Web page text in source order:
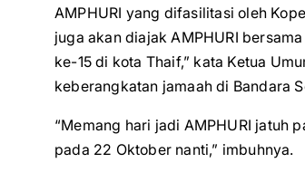
AMPHURI yang difasilitasi oleh
juga akan diajak AMPHURI
ke-15 di kota Thaif,” kata Ketua
keberangkatan jamaah di Bandara
“Memang hari jadi AMPHURI jatuh
pada 22 Oktober nanti,” imbuhnya.